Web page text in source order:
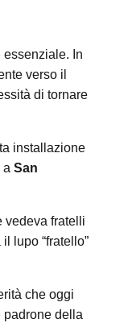
essenziale. In
verso il
di tornare
installazione
a San
vedeva fratelli
lupo “fratello”
che oggi
padrone della